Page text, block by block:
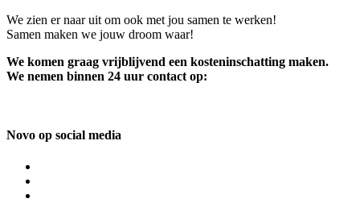
We zien er naar uit om ook met jou samen te werken!
Samen maken we jouw droom waar!
We komen graag vrijblijvend een kosteninschatting maken.
We nemen binnen 24 uur contact op:
Novo op social media